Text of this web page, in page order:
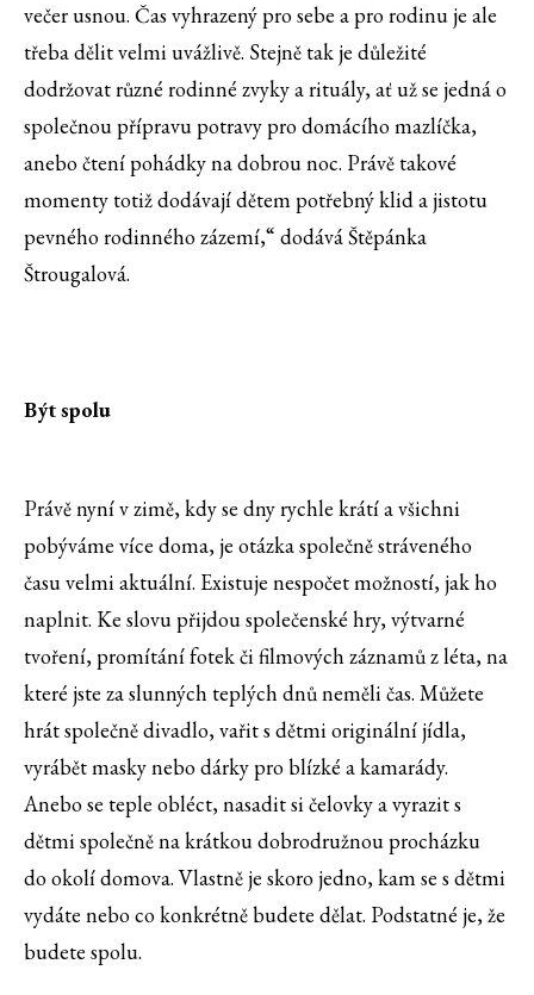
večer usnou. Čas vyhrazený pro sebe a pro rodinu je ale
třeba dělit velmi uvážlivě. Stejně tak je důležité
dodržovat různé rodinné zvyky a rituály, ať už se jedná o
společnou přípravu potravy pro domácího mazlíčka,
anebo čtení pohádky na dobrou noc. Právě takové
momenty totiž dodávají dětem potřebný klid a jistotu
pevného rodinného zázemí,“ dodává Štěpánka
Štrougalová.
Být spolu
Právě nyní v zimě, kdy se dny rychle krátí a všichni
pobýváme více doma, je otázka společně stráveného
času velmi aktuální. Existuje nespočet možností, jak ho
naplnit. Ke slovu přijdou společenské hry, výtvarné
tvoření, promítání fotek či filmových záznamů z léta, na
které jste za slunných teplých dnů neměli čas. Můžete
hrát společně divadlo, vařit s dětmi originální jídla,
vyrábět masky nebo dárky pro blízké a kamarády.
Anebo se teple obléct, nasadit si čelovky a vyrazit s
dětmi společně na krátkou dobrodružnou procházku
do okolí domova. Vlastně je skoro jedno, kam se s dětmi
vydáte nebo co konkrétně budete dělat. Podstatné je, že
budete spolu.